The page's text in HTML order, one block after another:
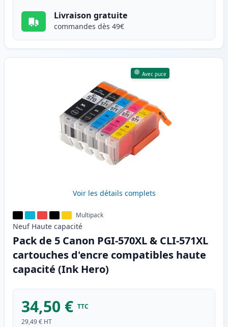
Livraison gratuite
commandes dès 49€
Avec puce
Voir les détails complets
Multipack
Neuf Haute capacité
Pack de 5 Canon PGI-570XL & CLI-571XL
cartouches d'encre compatibles haute
capacité (Ink Hero)
34,50 € TTC
29,49 € HT